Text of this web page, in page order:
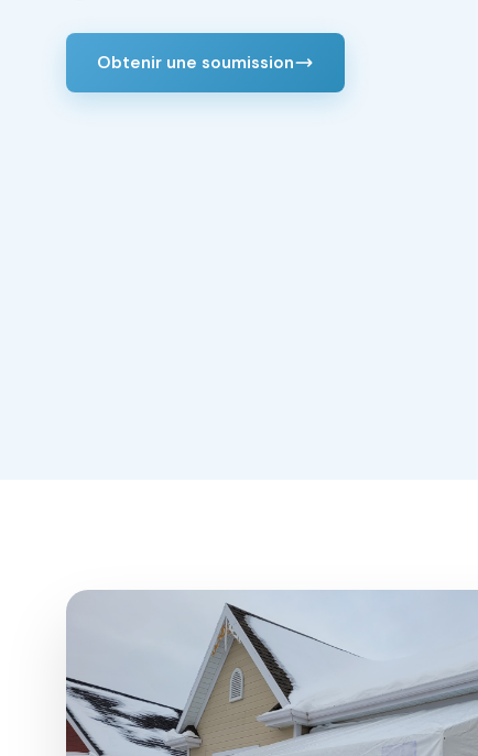
Obtenir une soumission